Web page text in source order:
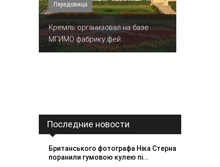
Передовица
Кремль организовал на базе
МГИМО фабрику фей...
Последние новости
Британського фотографа Ніка Стерна
поранили гумовою кулею пі...